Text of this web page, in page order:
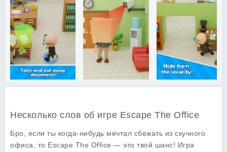
Несколько слов об игре Escape The Office
Бро, если ты когда-нибудь мечтал сбежать из скучного
офиса, то Escape The Office — это твой шанс! Игра